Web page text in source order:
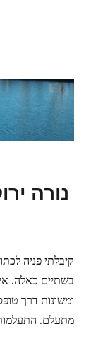
נורה
קיבלתי פניה
בשתיים כאלה.
ומשונות דרך
מתעלם.